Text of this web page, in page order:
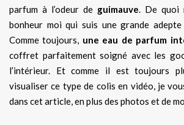
parfum à l’odeur de guimauve. De quoi
bonheur moi qui suis une grande
Comme toujours, une eau de parfum
coffret parfaitement soigné avec les
l’intérieur. Et comme il est toujours
visualiser ce type de colis en vidéo, je
dans cet article, en plus des photos et de